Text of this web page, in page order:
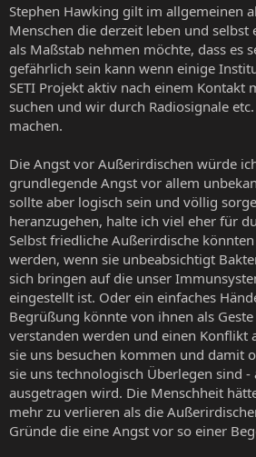
Stephen Hawking gilt im allgemeinen
Menschen die derzeit leben und selbst
als Maßstab nehmen möchte, dass es
gefährlich sein kann wenn einige
SETI Projekt aktiv nach einem Kontakt
suchen und wir durch Radiosignale
machen.
Die Angst vor Außerirdischen würde
grundlegende Angst vor allem
sollte aber logisch sein und völlig
heranzugehen, halte ich viel eher für
Selbst friedliche Außerirdische
werden, wenn sie unbeabsichtigt
sich bringen auf die unser
eingestellt ist. Oder ein einfaches
Begrüßung könnte von ihnen als
verstanden werden und einen Konflikt
sie uns besuchen kommen und damit
sie uns technologisch Überlegen sind -
ausgetragen wird. Die Menschheit
mehr zu verlieren als die
Gründe die eine Angst vor so einer